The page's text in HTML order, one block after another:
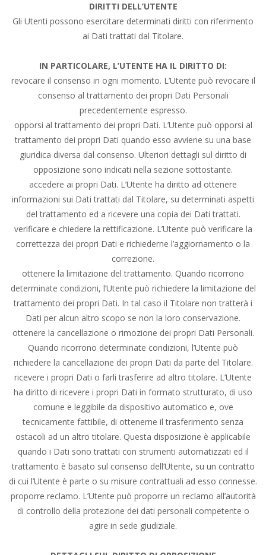
DIRITTI DELL’UTENTE
Gli Utenti possono esercitare determinati diritti con riferimento
ai Dati trattati dal Titolare.
IN PARTICOLARE, L’UTENTE HA IL DIRITTO DI:
revocare il consenso in ogni momento. L’Utente può revocare il
consenso al trattamento dei propri Dati Personali
precedentemente espresso.
opporsi al trattamento dei propri Dati. L’Utente può opporsi al
trattamento dei propri Dati quando esso avviene su una base
giuridica diversa dal consenso. Ulteriori dettagli sul diritto di
opposizione sono indicati nella sezione sottostante.
accedere ai propri Dati. L’Utente ha diritto ad ottenere
informazioni sui Dati trattati dal Titolare, su determinati aspetti
del trattamento ed a ricevere una copia dei Dati trattati.
verificare e chiedere la rettificazione. L’Utente può verificare la
correttezza dei propri Dati e richiederne l’aggiornamento o la
correzione.
ottenere la limitazione del trattamento. Quando ricorrono
determinate condizioni, l’Utente può richiedere la limitazione del
trattamento dei propri Dati. In tal caso il Titolare non tratterà i
Dati per alcun altro scopo se non la loro conservazione.
ottenere la cancellazione o rimozione dei propri Dati Personali.
Quando ricorrono determinate condizioni, l’Utente può
richiedere la cancellazione dei propri Dati da parte del Titolare.
ricevere i propri Dati o farli trasferire ad altro titolare. L’Utente
ha diritto di ricevere i propri Dati in formato strutturato, di uso
comune e leggibile da dispositivo automatico e, ove
tecnicamente fattibile, di ottenerne il trasferimento senza
ostacoli ad un altro titolare. Questa disposizione è applicabile
quando i Dati sono trattati con strumenti automatizzati ed il
trattamento è basato sul consenso dell’Utente, su un contratto
di cui l’Utente è parte o su misure contrattuali ad esso connesse.
proporre reclamo. L’Utente può proporre un reclamo all’autorità
di controllo della protezione dei dati personali competente o
agire in sede giudiziale.